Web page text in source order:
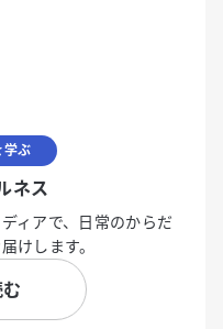
学ぶ
ネス
ィアで、日常のからだ
けします。